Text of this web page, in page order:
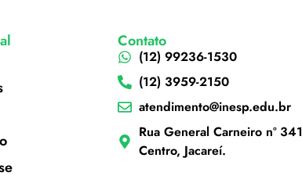
Contato
(12) 99236-1530
(12) 3959-2150
atendimento@inesp.edu.br
Rua General Carneiro nº 341
Centro, Jacareí.